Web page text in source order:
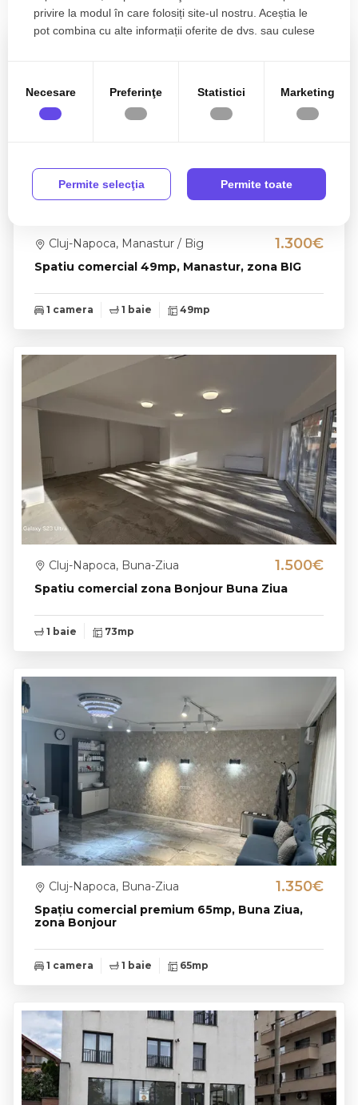
Proprietati similare
Spatiu comercial 49mp, Manastur, zona BIG
Cluj-Napoca, Manastur / Big 1.300€
1 camera 1 baie 49mp
Spatiu comercial zona Bonjour Buna Ziua
Cluj-Napoca, Buna-Ziua 1.500€
1 baie 73mp
Spațiu comercial premium 65mp, Buna Ziua,
zona Bonjour
Cluj-Napoca, Buna-Ziua 1.350€
1 camera 1 baie 65mp
privire la modul în care folosiți site-ul nostru. Aceștia le
pot combina cu alte informații oferite de dvs. sau culese
Necesare Preferinţe Statistici Marketing
Permite selecţia Permite toate